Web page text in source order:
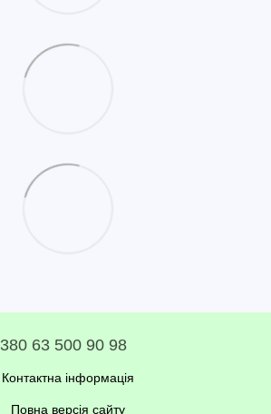
380 63 500 90 98
Контактна інформація
Повна версія сайту